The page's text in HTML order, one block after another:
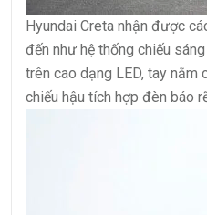
Hyundai Creta nhận được
đến như hệ thống chiếu
trên cao dạng LED, tay nắm
chiếu hậu tích hợp đèn báo